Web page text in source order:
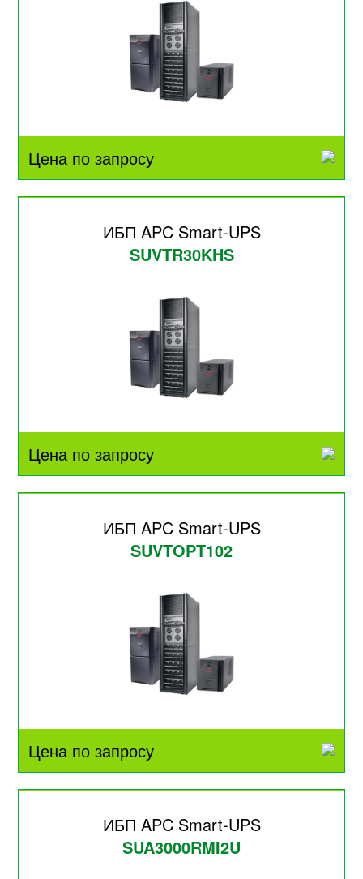
Цена по запросу
ИБП APC Smart-UPS
SUVTR30KHS
Цена по запросу
ИБП APC Smart-UPS
SUVTOPT102
Цена по запросу
ИБП APC Smart-UPS
SUA3000RMI2U